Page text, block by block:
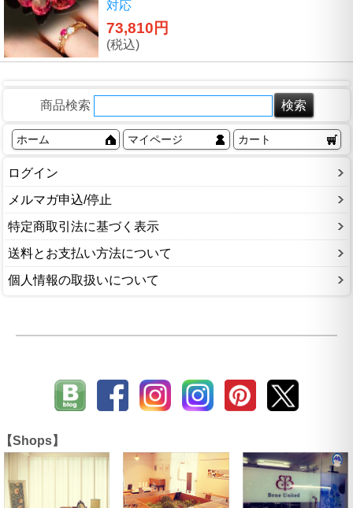
対応
73,810円
(税込)
商品検索
ホーム マイページ カート
ログイン
メルマガ申込/停止
特定商取引法に基づく表示
送料とお支払い方法について
個人情報の取扱いについて
【Shops】